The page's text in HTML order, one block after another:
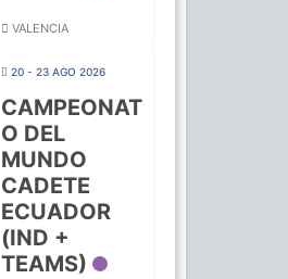
VALENCIA
20 - 23 AGO 2026
CAMPEONAT
O DEL
MUNDO
CADETE
ECUADOR
(IND +
TEAMS)